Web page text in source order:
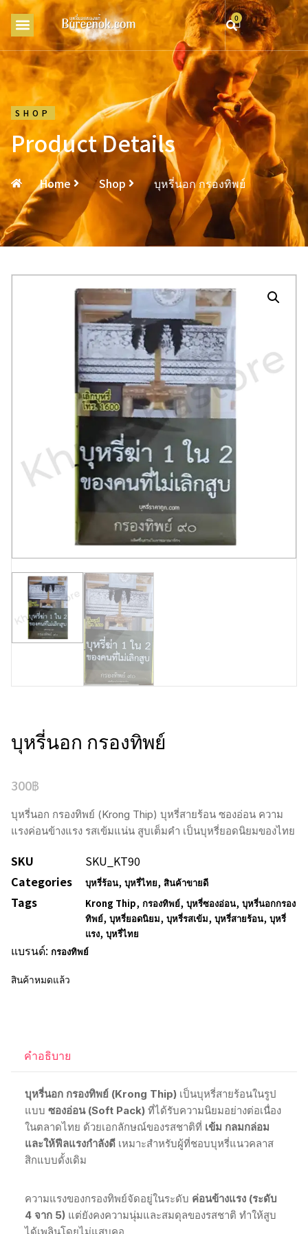
0
SHOP
Product Details
Home Shop บุหรี่นอก กรองทิพย์
บุหรี่นอก กรองทิพย์
300฿
บุหรี่นอก กรองทิพย์ (Krong Thip) บุหรี่สายร้อน ซองอ่อน ความ
แรงค่อนข้างแรง รสเข้มแน่น สูบเต็มคำ เป็นบุหรี่ยอดนิยมของไทย
SKU
SKU_KT90
Categories
บุหรี่ร้อน, บุหรี่ไทย, สินค้าขายดี
Tags Krong Thip, กรองทิพย์, บุหรี่ซองอ่อน, บุหรี่นอกกรอง
ทิพย์, บุหรี่ยอดนิยม, บุหรี่รสเข้ม, บุหรี่สายร้อน, บุหรี่
แรง, บุหรี่ไทย
แบรนด์: กรองทิพย์
สินค้าหมดแล้ว
คำอธิบาย
บุหรี่นอก กรองทิพย์ (Krong Thip) เป็นบุหรี่สายร้อนในรูป
แบบ ซองอ่อน (Soft Pack) ที่ได้รับความนิยมอย่างต่อเนื่อง
ในตลาดไทย ด้วยเอกลักษณ์ของรสชาติที่ เข้ม กลมกล่อม
และให้ฟีลแรงกำลังดี เหมาะสำหรับผู้ที่ชอบบุหรี่แนวคลาส
สิกแบบดั้งเดิม
ความแรงของกรองทิพย์จัดอยู่ในระดับ ค่อนข้างแรง (ระดับ
4 จาก 5) แต่ยังคงความนุ่มและสมดุลของรสชาติ ทำให้สูบ